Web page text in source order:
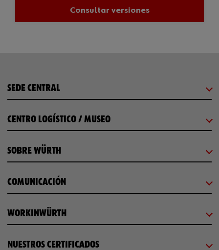
Consultar versiones
SEDE CENTRAL
CENTRO LOGÍSTICO / MUSEO
SOBRE WÜRTH
COMUNICACIÓN
WORKINWÜRTH
NUESTROS CERTIFICADOS